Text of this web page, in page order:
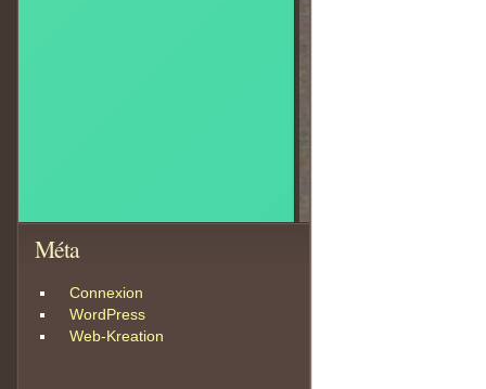
Méta
Connexion
WordPress
Web-Kreation